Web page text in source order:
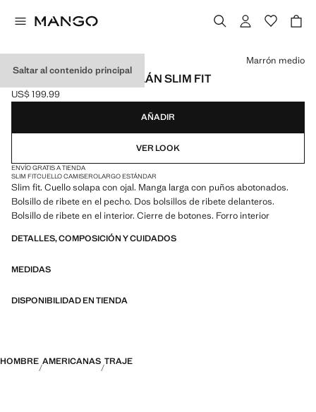
Saltar al contenido principal
AMERICANA TRAJE MILÁN SLIM FIT
Precio actual [US$ 199.99 ]
US$ 199.99
Selecciona un color
Marrón medio
AÑADIR
VER LOOK
ENVÍO GRATIS A TIENDA
SLIM FITCUELLO CAMISEROLARGO ESTÁNDAR
Slim fit. Cuello solapa con ojal. Manga larga con puños abotonados.
Bolsillo de ribete en el pecho. Dos bolsillos de ribete delanteros.
Bolsillo de ribete en el interior. Cierre de botones. Forro interior
DETALLES, COMPOSICIÓN Y CUIDADOS
MEDIDAS
DISPONIBILIDAD EN TIENDA
HOMBRE AMERICANAS TRAJE